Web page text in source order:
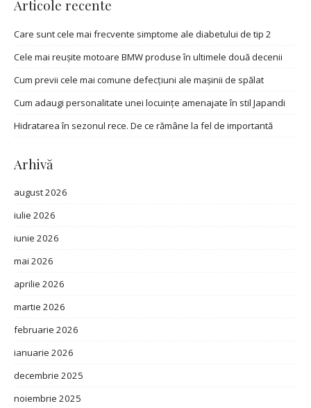
Articole recente
Care sunt cele mai frecvente simptome ale diabetului de tip 2
Cele mai reușite motoare BMW produse în ultimele două decenii
Cum previi cele mai comune defecțiuni ale mașinii de spălat
Cum adaugi personalitate unei locuințe amenajate în stil Japandi
Hidratarea în sezonul rece. De ce rămâne la fel de importantă
Arhivă
august 2026
iulie 2026
iunie 2026
mai 2026
aprilie 2026
martie 2026
februarie 2026
ianuarie 2026
decembrie 2025
noiembrie 2025